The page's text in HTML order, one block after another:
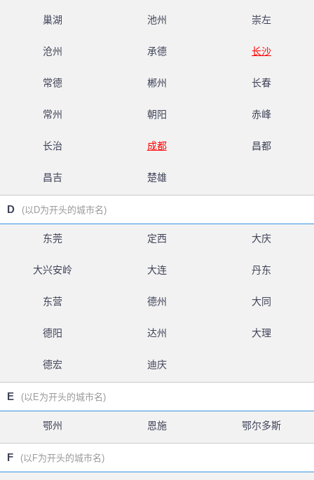
巢湖 池州 崇左
沧州 承德 长沙
常德 郴州 长春
常州 朝阳 赤峰
长治 成都 昌都
昌吉 楚雄
D (以D为开头的城市名)
东莞 定西 大庆
大兴安岭 大连 丹东
东营 德州 大同
德阳 达州 大理
德宏 迪庆
E (以E为开头的城市名)
鄂州 恩施 鄂尔多斯
F (以F为开头的城市名)